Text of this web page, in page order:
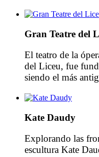
establece un
mundos
[…]
Gran Teatre del
El teatro de la
del Liceu, fue
siendo el más
centro de cultura y
Kate Daudy
Explorando las
escultura Kate